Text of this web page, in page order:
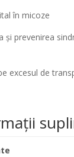
în micoze
și prevenirea
excesul de